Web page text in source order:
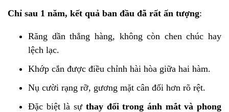
Chỉ sau 1 năm, kết quả ban đầu đã rất ấn tượng:
Răng dần thẳng hàng, không còn chen chúc hay
lệch lạc.
Khớp cắn được điều chỉnh hài hòa giữa hai hàm.
Nụ cười rạng rỡ, gương mặt cân đối hơn rõ rệt.
Đặc biệt là sự thay đổi trong ánh mắt và phong